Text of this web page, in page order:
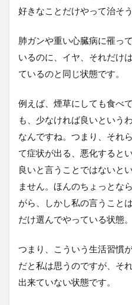
好きなことだけやって治そ
肺ガンや重い心臓病に罹っ
いるのに、イヤ、それだけ
ているのと同じ状態です。
例えば、煙草にしても食べ
も、少なければ良いという
なんですね。つまり、それ
て症状が出る、悪化すると
良いと言うことではないと
ません。ほんのちょっとな
がら、しかし私の言うこと
だけ選んでやっている状態。
つまり、こういう生活習慣
だと私は思うのですが、そ
出来ていない状態です。